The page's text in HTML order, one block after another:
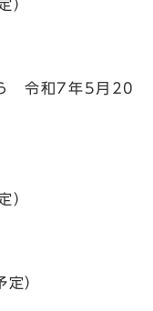
）
令和7年5月20
）
）